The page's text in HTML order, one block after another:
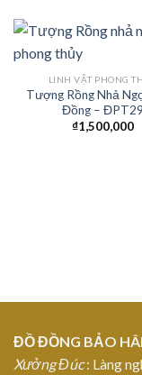
LINH VẬT PHONG
Tượng Rồng Nhả
Đồng – ĐPT29
₫1,500,000
ĐỒ ĐỒNG BẢO
Xưởng Đúc: Làng